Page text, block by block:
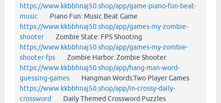
https://www.kkbbhnaj50.shop/app/game-piano-fun-beat-
music Piano Fun: Music Beat Game
https://www.kkbbhnaj50.shop/app/games-my-zombie-
shooterZombie State: FPS Shooting
https://www.kkbbhnaj50.shop/app/games-my-zombie-
shooter-fps Zombie Harbor: Zombie Shooter
https://www.kkbbhnaj50.shop/app/hang-man-word-
guessing-games Hangman Words:Two Player Games
https://www.kkbbhnaj50.shop/app/in-crossy-daily-
crossword
Daily Themed Crossword Puzzles